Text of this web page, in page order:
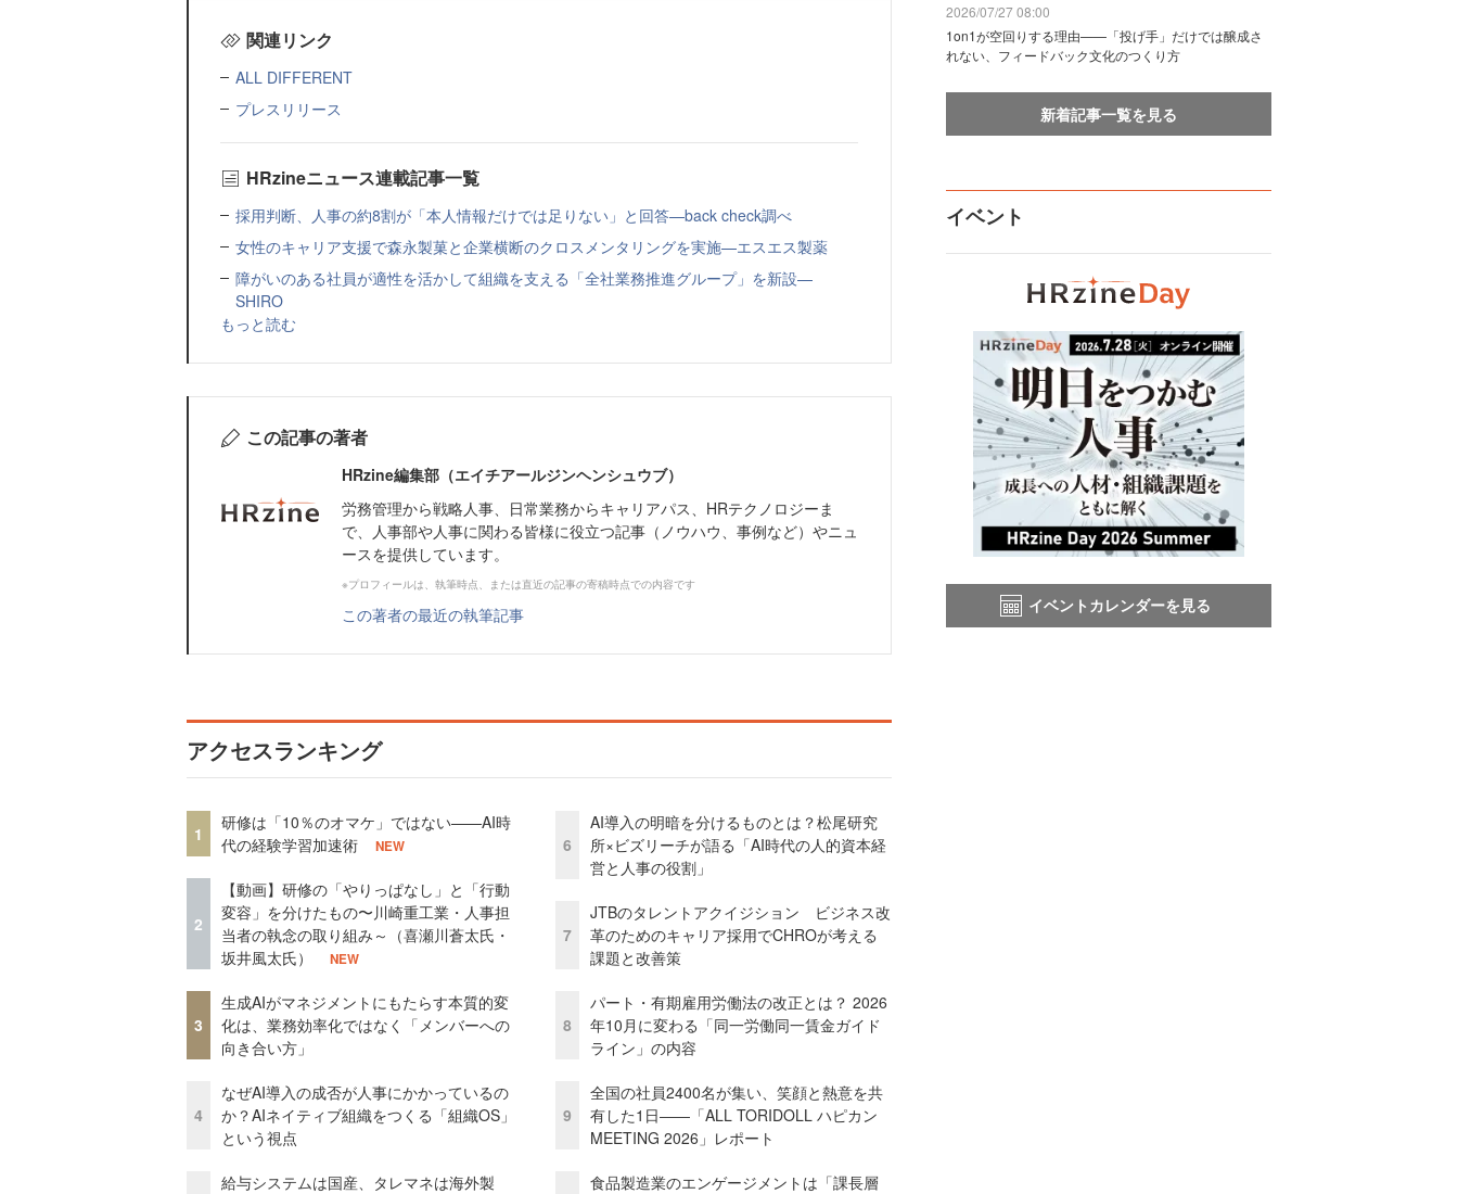
関連リンク
ALL DIFFERENT
プレスリリース
HRzineニュース連載記事一覧
採用判断、人事の約8割が「本人情報だけでは足りない」と回答—back check調べ
女性のキャリア支援で森永製菓と企業横断のクロスメンタリングを実施—エスエス製薬
障がいのある社員が適性を活かして組織を支える「全社業務推進グループ」を新設—
SHIRO
もっと読む
この記事の著者
HRzine編集部（エイチアールジンヘンシュウブ）
労務管理から戦略人事、日常業務からキャリアパス、HRテクノロジーま
で、人事部や人事に関わる皆様に役立つ記事（ノウハウ、事例など）やニュ
ースを提供しています。
※プロフィールは、執筆時点、または直近の記事の寄稿時点での内容です
この著者の最近の執筆記事
アクセスランキング
1
研修は「10％のオマケ」ではない——AI時
代の経験学習加速術
NEW
2
【動画】研修の「やりっぱなし」と「行動
変容」を分けたもの〜川崎重工業・人事担
当者の執念の取り組み～（喜瀬川蒼太氏・
坂井風太氏）
NEW
3
生成AIがマネジメントにもたらす本質的変
化は、業務効率化ではなく「メンバーへの
向き合い方」
4
なぜAI導入の成否が人事にかかっているの
か？AIネイティブ組織をつくる「組織OS」
という視点
給与システムは国産、タレマネは海外製
6
AI導入の明暗を分けるものとは？松尾研究
所×ビズリーチが語る「AI時代の人的資本経
営と人事の役割」
7
JTBのタレントアクイジション ビジネス改
革のためのキャリア採用でCHROが考える
課題と改善策
8
パート・有期雇用労働法の改正とは？ 2026
年10月に変わる「同一労働同一賃金ガイド
ライン」の内容
9
全国の社員2400名が集い、笑顔と熱意を共
有した1日――「ALL TORIDOLL ハピカン
MEETING 2026」レポート
食品製造業のエンゲージメントは「課長層
2026/07/27 08:00
1on1が空回りする理由——「投げ手」だけでは醸成さ
れない、フィードバック文化のつくり方
新着記事一覧を見る
イベント
イベントカレンダーを見る